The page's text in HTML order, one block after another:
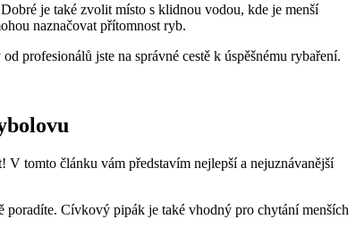
je také zvolit místo s klidnou vodou, kde je menší
naznačovat přítomnost ryb.
profesionálů ⁤jste na‌ správné cestě k⁢ úspěšnému rybaření.
V tomto článku vám představím nejlepší a nejuznávanější
Cívkový​ pipák ⁤je​ také vhodný pro chytání menších